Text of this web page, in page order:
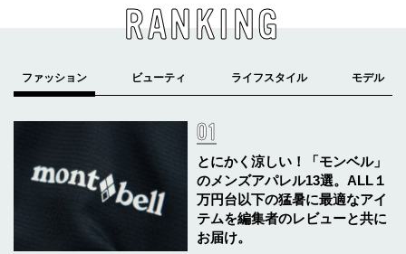
RANKING
とにかく涼しい！「モンベル」
のメンズアパレル13選。ALL１
万円台以下の猛暑に最適なアイ
テムを編集者のレビューと共に
お届け。